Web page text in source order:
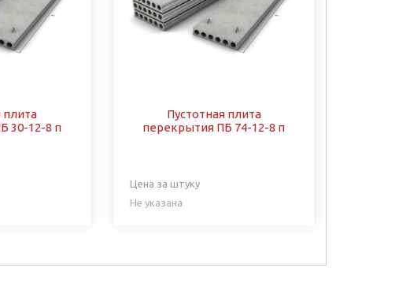
плита
30-12-8 п
Пустотная плита
перекрытия ПБ 74-12-8 п
Цена за штуку
Не указана